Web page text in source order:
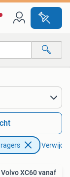
XC60 vanaf